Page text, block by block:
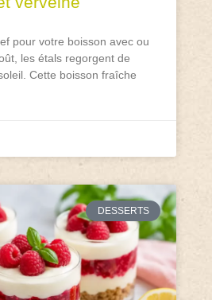
pour votre boisson avec ou
les étals regorgent de
Cette boisson fraîche
DESSERTS